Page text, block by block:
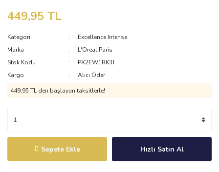
449,95 TL
Kategori
Excellence Intense
Marka
L'Oreal Paris
Stok Kodu
PX2EW1RK3J
Kargo
Alıcı Öder
449,95 TL den başlayan taksitlerle!
Sepete Ekle Hızlı Satın Al